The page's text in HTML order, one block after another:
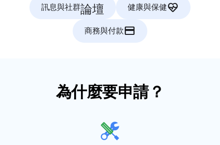
訊息與社群論壇 健康與保健ecg_heart
商務與付款credit_card
為什麼要申請？